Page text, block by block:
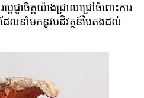
តេជ្ញាចិត្តយ៉ាងជ្រាលជ្រៅចំពោះការ
ែលនាំមកនូវបដិវត្តន៍បៃតងដល់